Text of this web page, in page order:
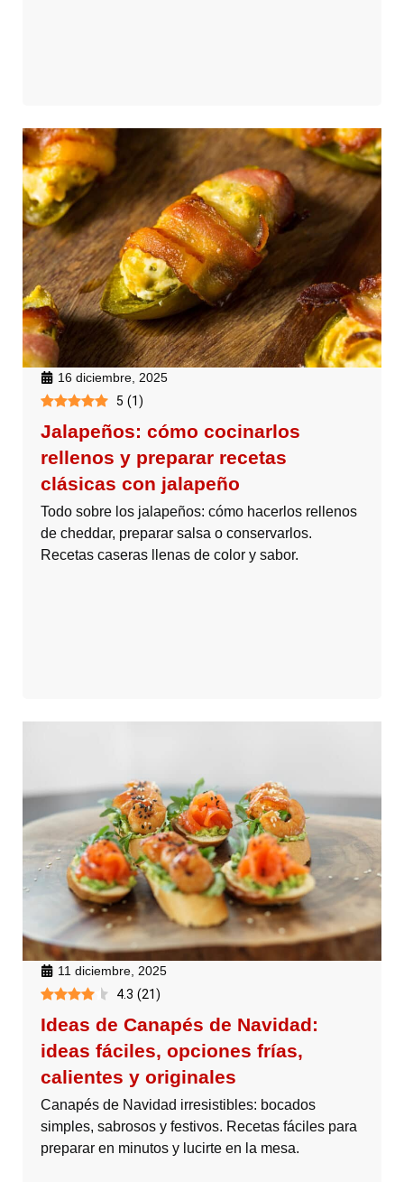
16 diciembre, 2025
5 (1)
Jalapeños: cómo cocinarlos
rellenos y preparar recetas
clásicas con jalapeño
Todo sobre los jalapeños: cómo hacerlos rellenos
de cheddar, preparar salsa o conservarlos.
Recetas caseras llenas de color y sabor.
11 diciembre, 2025
4.3 (21)
Ideas de Canapés de Navidad:
ideas fáciles, opciones frías,
calientes y originales
Canapés de Navidad irresistibles: bocados
simples, sabrosos y festivos. Recetas fáciles para
preparar en minutos y lucirte en la mesa.